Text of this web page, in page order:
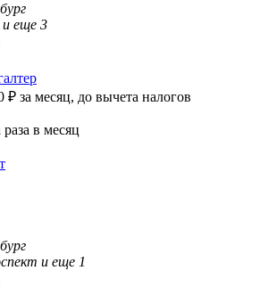
и еще 3
₽ за месяц, до вычета налогов
в месяц
и еще 1